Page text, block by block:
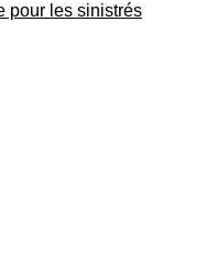
pour les sinistrés